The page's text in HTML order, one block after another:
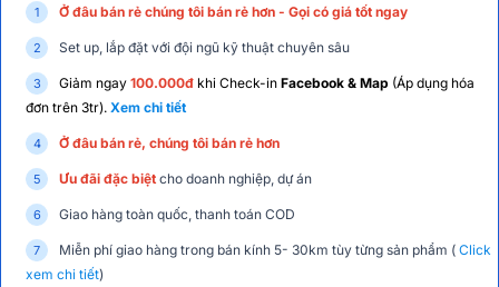
Ở đâu bán rẻ chúng tôi bán rẻ hơn - Gọi có giá tốt ngay
Set up, lắp đặt với đội ngũ kỹ thuật chuyên sâu
Giảm ngay 100.000đ khi Check-in Facebook & Map (Áp dụng hóa
đơn trên 3tr). Xem chi tiết
Ở đâu bán rẻ, chúng tôi bán rẻ hơn
Ưu đãi đặc biệt cho doanh nghiệp, dự án
Giao hàng toàn quốc, thanh toán COD
Miễn phí giao hàng trong bán kính 5- 30km tùy từng sản phẩm ( Click
xem chi tiết)